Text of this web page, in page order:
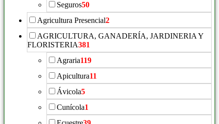
Seguros50
Agricultura Presencial2
AGRICULTURA, GANADERÍA, JARDINERIA Y
FLORISTERIA381
Agraria119
Apicultura11
Ávicola5
Cunícola1